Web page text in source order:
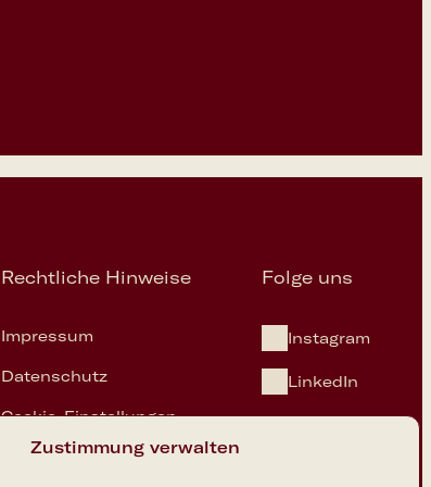
Zustimmung verwalten
Rechtliche Hinweise
Impressum
Datenschutz
Cookie-Einstellungen
Folge uns
Instagram
LinkedIn